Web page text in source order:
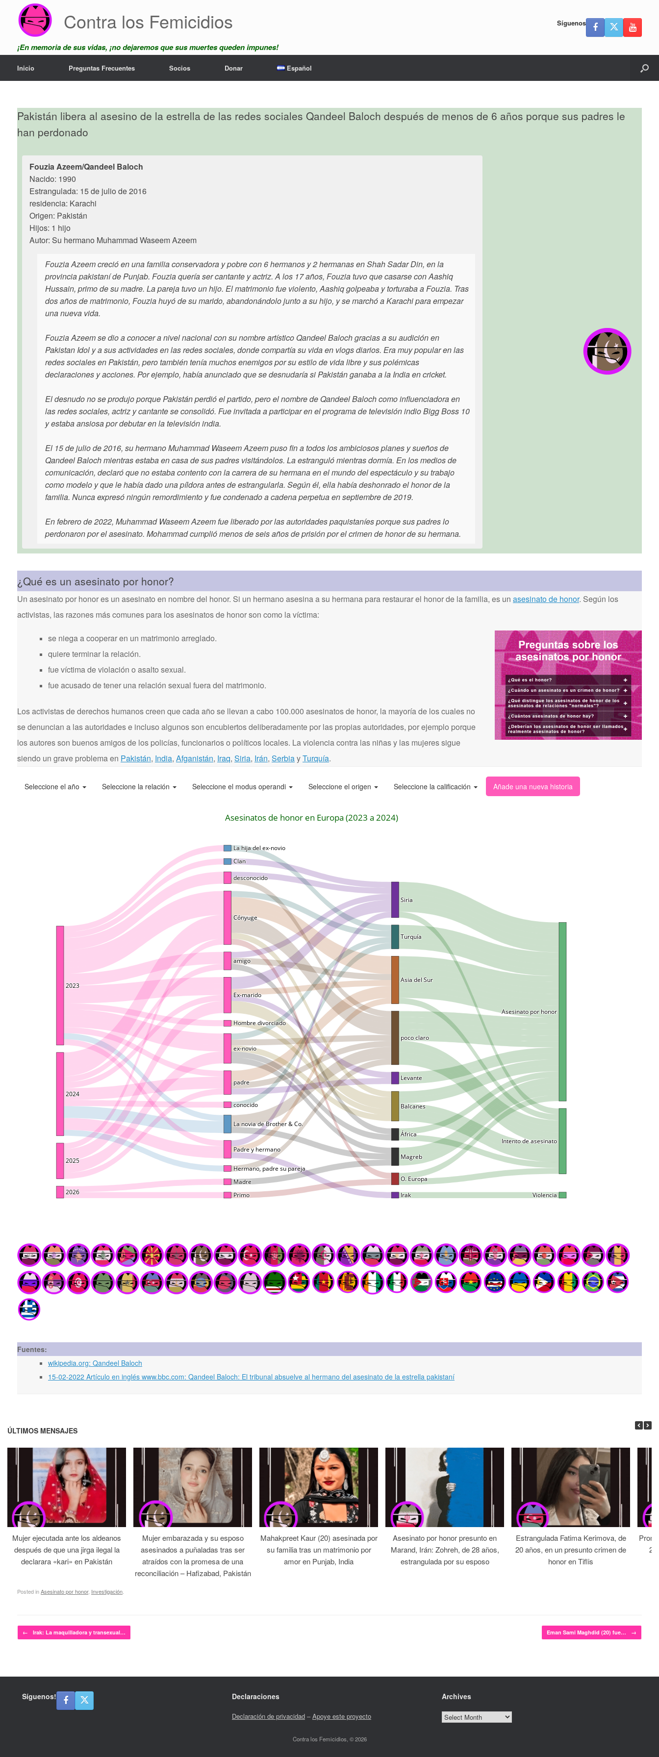
content
Contra los Femicidios
¡En memoria de sus vidas, ¡no dejaremos que sus muertes queden impunes!
Síguenos
Inicio Preguntas Frecuentes Socios Donar Español
Pakistán libera al asesino de la estrella de las redes sociales Qandeel Baloch después de menos de 6 años porque sus padres le
han perdonado
Fouzia Azeem/Qandeel Baloch
Nacido: 1990
Estrangulada: 15 de julio de 2016
residencia: Karachi
Origen: Pakistán
Hijos: 1 hijo
Autor: Su hermano Muhammad Waseem Azeem
Fouzia Azeem creció en una familia conservadora y pobre con 6 hermanos y 2 hermanas en Shah Sadar Din, en la
provincia pakistaní de Punjab. Fouzia quería ser cantante y actriz. A los 17 años, Fouzia tuvo que casarse con Aashiq
Hussain, primo de su madre. La pareja tuvo un hijo. El matrimonio fue violento, Aashiq golpeaba y torturaba a Fouzia. Tras
dos años de matrimonio, Fouzia huyó de su marido, abandonándolo junto a su hijo, y se marchó a Karachi para empezar
una nueva vida.
Fouzia Azeem se dio a conocer a nivel nacional con su nombre artístico Qandeel Baloch gracias a su audición en
Pakistan Idol y a sus actividades en las redes sociales, donde compartía su vida en vlogs diarios. Era muy popular en las
redes sociales en Pakistán, pero también tenía muchos enemigos por su estilo de vida libre y sus polémicas
declaraciones y acciones. Por ejemplo, había anunciado que se desnudaría si Pakistán ganaba a la India en cricket.
El desnudo no se produjo porque Pakistán perdió el partido, pero el nombre de Qandeel Baloch como influenciadora en
las redes sociales, actriz y cantante se consolidó. Fue invitada a participar en el programa de televisión indio Bigg Boss 10
y estaba ansiosa por debutar en la televisión india.
El 15 de julio de 2016, su hermano Muhammad Waseem Azeem puso fin a todos los ambiciosos planes y sueños de
Qandeel Baloch mientras estaba en casa de sus padres visitándolos. La estranguló mientras dormía. En los medios de
comunicación, declaró que no estaba contento con la carrera de su hermana en el mundo del espectáculo y su trabajo
como modelo y que le había dado una píldora antes de estrangularla. Según él, ella había deshonrado el honor de la
familia. Nunca expresó ningún remordimiento y fue condenado a cadena perpetua en septiembre de 2019.
En febrero de 2022, Muhammad Waseem Azeem fue liberado por las autoridades paquistaníes porque sus padres lo
perdonaron por el asesinato. Mohammad cumplió menos de seis años de prisión por el crimen de honor de su hermana.
¿Qué es un asesinato por honor?
Un asesinato por honor es un asesinato en nombre del honor. Si un hermano asesina a su hermana para restaurar el honor de la familia, es un asesinato de honor. Según los
activistas, las razones más comunes para los asesinatos de honor son como la víctima:
se niega a cooperar en un matrimonio arreglado.
quiere terminar la relación.
fue víctima de violación o asalto sexual.
fue acusado de tener una relación sexual fuera del matrimonio.
Los activistas de derechos humanos creen que cada año se llevan a cabo 100.000 asesinatos de honor, la mayoría de los cuales no
se denuncian a las autoridades e incluso algunos son encubiertos deliberadamente por las propias autoridades, por ejemplo porque
los autores son buenos amigos de los policías, funcionarios o políticos locales. La violencia contra las niñas y las mujeres sigue
siendo un grave problema en Pakistán, India, Afganistán, Iraq, Siria, Irán, SerbiayTurquía.
Fuentes:
wikipedia.org: Qandeel Baloch
15-02-2022 Artículo en inglés www.bbc.com: Qandeel Baloch: El tribunal absuelve al hermano del asesinato de la estrella pakistaní
ÚLTIMOS MENSAJES
Mujer ejecutada ante los aldeanos
después de que una jirga ilegal la
declarara «kari» en Pakistán
Mujer embarazada y su esposo
asesinados a puñaladas tras ser
atraídos con la promesa de una
reconciliación – Hafizabad, Pakistán
Mahakpreet Kaur (20) asesinada por
su familia tras un matrimonio por
amor en Punjab, India
Asesinato por honor presunto en
Marand, Irán: Zohreh, de 28 años,
estrangulada por su esposo
Estrangulada Fatima Kerimova, de
20 años, en un presunto crimen de
honor en Tiflis
22
Posted inAsesinato por honor, Investigación
Post navigation
← Irak: La maquilladora y transexual… Eman Sami Maghdid (20) fue… →
Síguenos! Declaraciones
Declaración de privacidad–Apoye este proyecto
Archives
Archives
Contra los Femicidios, © 2026